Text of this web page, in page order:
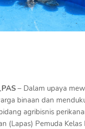
– Dalam upaya
binaan dan
agribisnis
(Lapas) Pemuda Kelas